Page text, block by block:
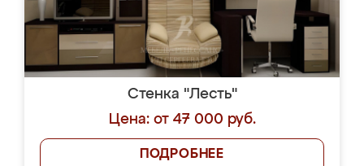
Стенка "Лесть"
Цена: от 47 000 руб.
ПОДРОБНЕЕ